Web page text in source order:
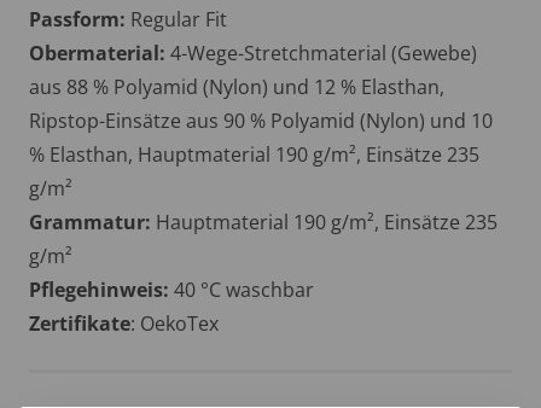
Passform: Regular Fit
Obermaterial: 4-Wege-Stretchmaterial (Gewebe)
aus 88 % Polyamid (Nylon) und 12 % Elasthan,
Ripstop-Einsätze aus 90 % Polyamid (Nylon) und 10
% Elasthan, Hauptmaterial 190 g/m², Einsätze 235
g/m²
Grammatur: Hauptmaterial 190 g/m², Einsätze 235
g/m²
Pflegehinweis: 40 °C waschbar
Zertifikate: OekoTex